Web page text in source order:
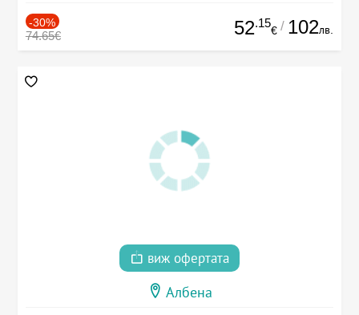
-30%
74.65€ 52.15
€ / 102лв.
виж офертата
Албена